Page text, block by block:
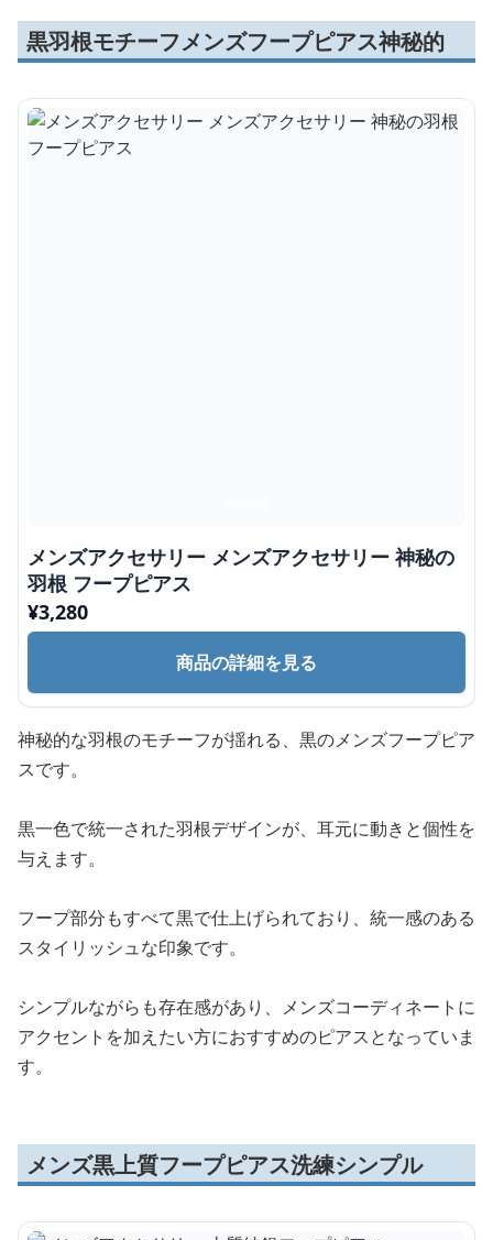
黒羽根モチーフメンズフープピアス神秘的
メンズアクセサリー メンズアクセサリー 神秘の
羽根 フープピアス
¥3,280
商品の詳細を見る
神秘的な羽根のモチーフが揺れる、黒のメンズフープピア
スです。
黒一色で統一された羽根デザインが、耳元に動きと個性を
与えます。
フープ部分もすべて黒で仕上げられており、統一感のある
スタイリッシュな印象です。
シンプルながらも存在感があり、メンズコーディネートに
アクセントを加えたい方におすすめのピアスとなっていま
す。
メンズ黒上質フープピアス洗練シンプル